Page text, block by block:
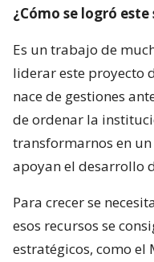
¿Cómo se logró
Es un trabajo de
liderar este proyecto
nace de gestiones
de ordenar la
transformarnos en
apoyan el desarrollo
Para crecer se
esos recursos se
estratégicos, como el